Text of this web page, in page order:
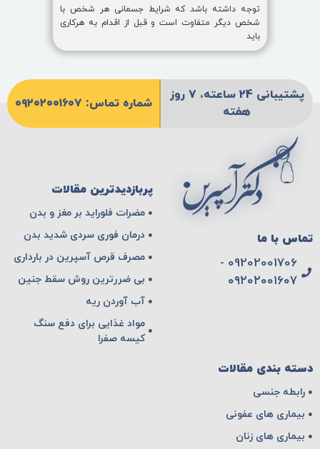
توجه داشته باشد که شرایط جسمانی هر شخص با
شخص دیگر متفاوت است و قبل از اقدام به هرکاری
باید
پشتیبانی 24 ساعته، 7 روز
هفته
شماره تماس: ۰۹۲۰۲۰۰۱۶۰۷
تماس با ما
09202001706 -
۰۹۲۰۲۰۰۱۶۰۷
پربازدیدترین مقالات
مضرات فلوراید بر مغز و بدن
درمان فوری سردی شدید بدن
مصرف قرص آسپرین در بارداری
بی ضررترین روش سقط جنین
آب آوردن ریه
مواد غذایی برای دفع سنگ
کیسه صفرا
دسته بندی مقالات
رابطه جنسی
بیماری های عفونی
بیماری های زنان